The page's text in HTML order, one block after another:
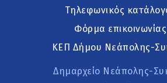
Τηλεφωνικός
Φόρμα επικοινωνίας
ΚΕΠ Δήμου Νεάπολης-
Δημαρχείο Νεάπολης-